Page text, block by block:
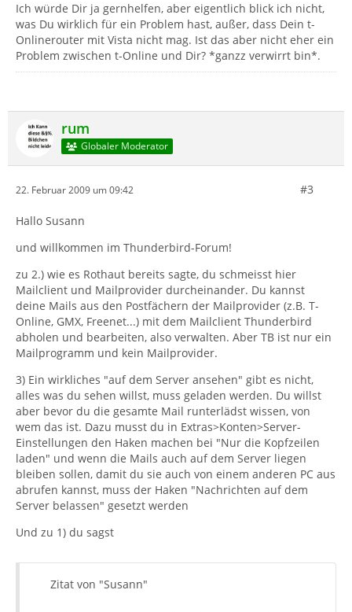
Ich würde Dir ja gernhelfen, aber eigentlich blick ich nicht,
was Du wirklich für ein Problem hast, außer, dass Dein t-
Onlinerouter mit Vista nicht mag. Ist das aber nicht eher ein
Problem zwischen t-Online und Dir? *ganzz verwirrt bin*.
rum
Globaler Moderator
22. Februar 2009 um 09:42 #3
Hallo Susann
und willkommen im Thunderbird-Forum!
zu 2.) wie es Rothaut bereits sagte, du schmeisst hier
Mailclient und Mailprovider durcheinander. Du kannst
deine Mails aus den Postfächern der Mailprovider (z.B. T-
Online, GMX, Freenet...) mit dem Mailclient Thunderbird
abholen und bearbeiten, also verwalten. Aber TB ist nur ein
Mailprogramm und kein Mailprovider.
3) Ein wirkliches "auf dem Server ansehen" gibt es nicht,
alles was du sehen willst, muss geladen werden. Du willst
aber bevor du die gesamte Mail runterlädst wissen, von
wem das ist. Dazu musst du in Extras>Konten>Server-
Einstellungen den Haken machen bei "Nur die Kopfzeilen
laden" und wenn die Mails auch auf dem Server liegen
bleiben sollen, damit du sie auch von einem anderen PC aus
abrufen kannst, muss der Haken "Nachrichten auf dem
Server belassen" gesetzt werden
Und zu 1) du sagst
Zitat von "Susann"